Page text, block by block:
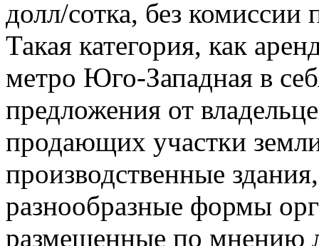
долл/сотка, без
Такая категория, как
метро Юго-Западная в
предложения от
продающих участки
производственные
разнообразные формы
размещенные по мнению